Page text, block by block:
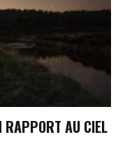
RAPPORT AU CIEL